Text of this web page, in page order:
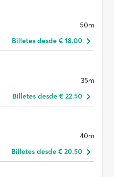
50m
Billetes desde € 18.00
35m
Billetes desde € 22.50
40m
Billetes desde € 20.50